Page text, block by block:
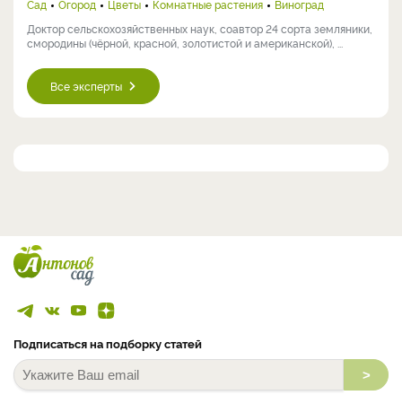
Сад Огород Цветы Комнатные растения
Виноград
Доктор сельскохозяйственных наук, соавтор 24 сорта земляники,
смородины (чёрной, красной, золотистой и американской), ...
Все эксперты
Подписаться на подборку статей
>